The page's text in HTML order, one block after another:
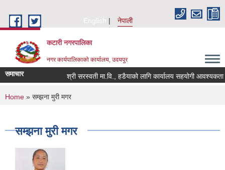
English
नेपाली
कटारी नगरपालिका
नगर कार्यपालिकाको कार्यालय, उदयपुर
समाचार श्री सरस्वती मा.वि., हडैयाको लागि कार्यालय सहयोगी आवश्यकता
You are here
Home » सम्झना मुरी मगर
सम्झना मुरी मगर